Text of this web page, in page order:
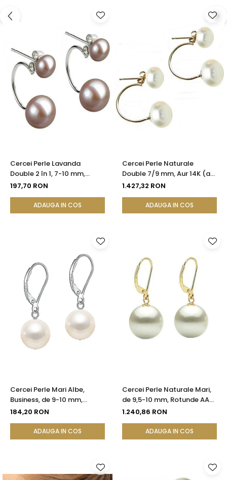
Cercei Perle Lavanda
Double 2 în 1, 7-10 mm,
Argint 925 Placat cu Platină
197,70 RON
ADAUGA IN COS
Cercei Perle Naturale
Double 7/9 mm, Aur 14K (aur
585), Versatili 2 în 1 |
1.427,32 RON
ADAUGA IN COS
Cercei Perle Mari Albe,
Business, de 9-10 mm,
Tortiță Închisă, Argint 925 -
184,20 RON
ADAUGA IN COS
Cercei Perle Naturale Mari,
de 9,5-10 mm, Rotunde AAA,
Aur 14K (aur 585) |
1.240,86 RON
ADAUGA IN COS